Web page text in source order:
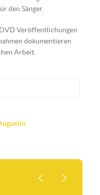
den Sänger.
Veröffentlichungen
dokumentieren
Arbeit.